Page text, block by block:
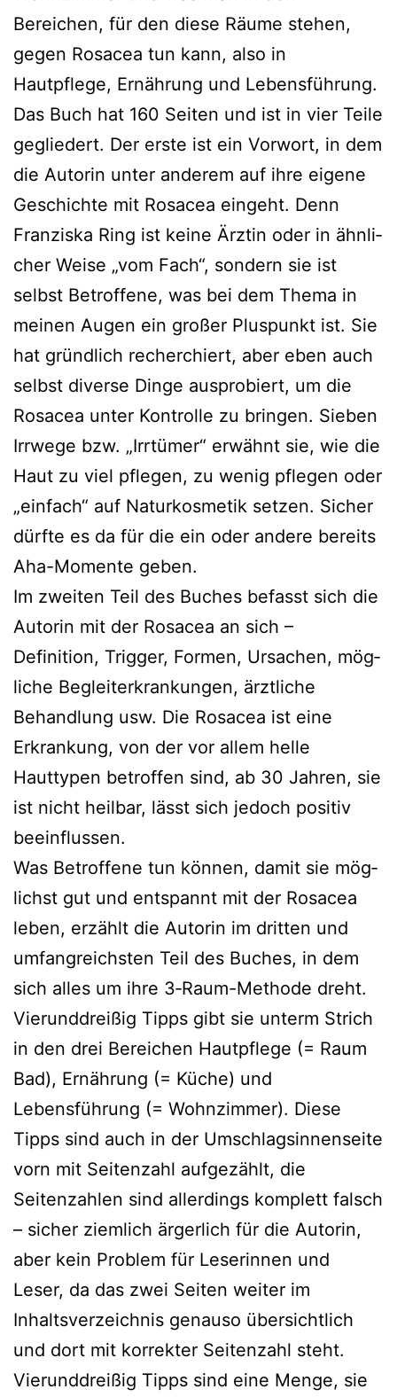
Bereichen, für den die­se Räume ste­hen,
gegen Rosacea tun kann, also in
Hautpflege, Ernährung und Lebensführung.
Das Buch hat 160 Seiten und ist in vier Teile
geglie­dert. Der ers­te ist ein Vorwort, in dem
die Autorin unter ande­rem auf ihre eige­ne
Geschichte mit Rosacea ein­geht. Denn
Franziska Ring ist kei­ne Ärztin oder in ähn­li­
cher Weise „vom Fach“, son­dern sie ist
selbst Betroffene, was bei dem Thema in
mei­nen Augen ein gro­ßer Pluspunkt ist. Sie
hat gründ­lich recher­chiert, aber eben auch
selbst diver­se Dinge aus­pro­biert, um die
Rosacea unter Kontrolle zu brin­gen. Sieben
Irrwege bzw. „Irrtümer“ erwähnt sie, wie die
Haut zu viel pfle­gen, zu wenig pfle­gen oder
„ein­fach“ auf Naturkosmetik set­zen. Sicher
dürf­te es da für die ein oder ande­re bereits
Aha-Momente geben.
Im zwei­ten Teil des Buches befasst sich die
Autorin mit der Rosacea an sich –
Definition, Trigger, Formen, Ursachen, mög­
li­che Begleiterkrankungen, ärzt­li­che
Behandlung usw. Die Rosacea ist eine
Erkrankung, von der vor allem hel­le
Hauttypen betrof­fen sind, ab 30 Jahren, sie
ist nicht heil­bar, lässt sich jedoch posi­tiv
beeinflussen.
Was Betroffene tun kön­nen, damit sie mög­
lichst gut und ent­spannt mit der Rosacea
leben, erzählt die Autorin im drit­ten und
umfang­reichs­ten Teil des Buches, in dem
sich alles um ihre 3‑Raum-Methode dreht.
Vierunddreißig Tipps gibt sie unterm Strich
in den drei Bereichen Hautpflege (= Raum
Bad), Ernährung (= Küche) und
Lebensführung (= Wohnzimmer). Diese
Tipps sind auch in der Umschlagsinnenseite
vorn mit Seitenzahl auf­ge­zählt, die
Seitenzahlen sind aller­dings kom­plett falsch
– sicher ziem­lich ärger­lich für die Autorin,
aber kein Problem für Leserinnen und
Leser, da das zwei Seiten wei­ter im
Inhaltsverzeichnis genau­so über­sicht­lich
und dort mit kor­rek­ter Seitenzahl steht.
Vierunddreißig Tipps sind eine Menge, sie